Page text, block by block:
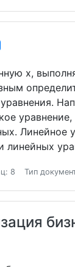
x,
Линейное
линейных
8 Тип